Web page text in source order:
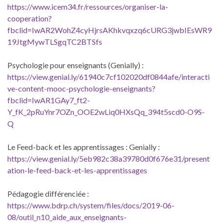
https://www.icem34.fr/ressources/organiser-la-
cooperation?
fbclid=IwAR2WohZ4cyHjrsAKhkvqxzq6cURG3jwbIEsWR9
19JtgMywTLSgqTC2BTSfs
Psychologie pour enseignants (Genially) :
https://view.genial.ly/61940c7cf102020df0844afe/interacti
ve-content-mooc-psychologie-enseignants?
fbclid=IwAR1GAy7_ft2-
Y_fK_2pRuYnr7OZn_OOE2wLiq0HXsQq_394t5scd0-O9S-
Q
Le Feed-back et les apprentissages : Genially :
https://view.genial.ly/5eb982c38a39780d0f676e31/present
ation-le-feed-back-et-les-apprentissages
Pédagogie différenciée :
https://www.bdrp.ch/system/files/docs/2019-06-
08/outil_n10_aide_aux_enseignants-